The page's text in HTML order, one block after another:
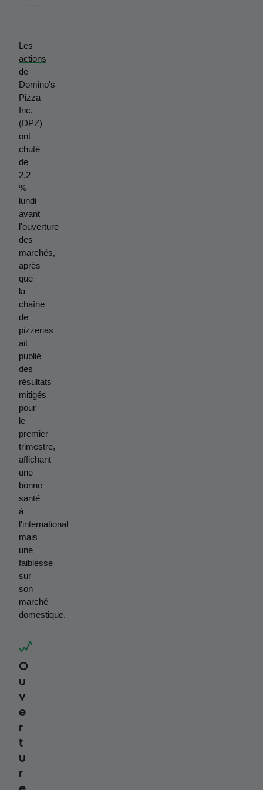
actions
de
Domino's
Pizza
Inc.
(DPZ)
ont
chuté
de
2,2
%
lundi
avant
l'ouverture
des
marchés,
après
que
la
chaîne
de
pizzerias
ait
publié
des
résultats
mitigés
pour
le
premier
trimestre,
affichant
une
bonne
santé
à
l'international
mais
une
faiblesse
sur
son
marché
domestique.
O
u
v
e
r
t
u
r